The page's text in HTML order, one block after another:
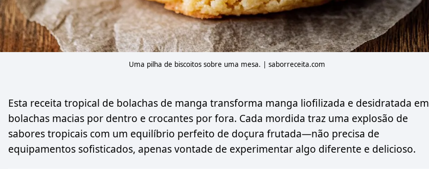
Uma pilha de biscoitos sobre uma mesa. | saborreceita.com
Esta receita tropical de bolachas de manga transforma manga liofilizada e desidratada em
bolachas macias por dentro e crocantes por fora. Cada mordida traz uma explosão de
sabores tropicais com um equilíbrio perfeito de doçura frutada—não precisa de
equipamentos sofisticados, apenas vontade de experimentar algo diferente e delicioso.